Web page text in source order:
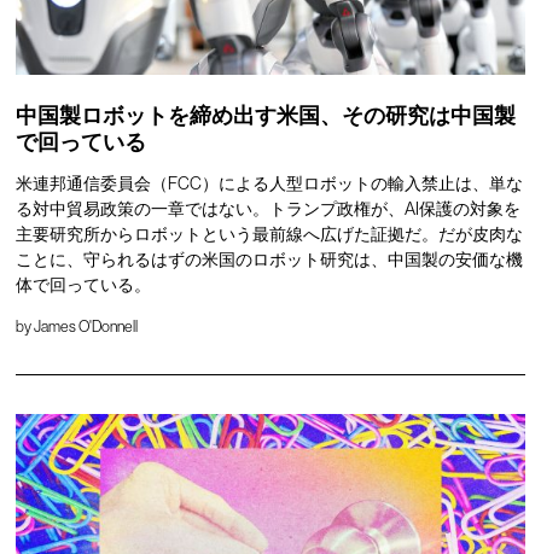
中国製ロボットを締め出す米国、その研究は中国製
で回っている
米連邦通信委員会（FCC）による人型ロボットの輸入禁止は、単な
る対中貿易政策の一章ではない。トランプ政権が、AI保護の対象を
主要研究所からロボットという最前線へ広げた証拠だ。だが皮肉な
ことに、守られるはずの米国のロボット研究は、中国製の安価な機
体で回っている。
byJames O'Donnell